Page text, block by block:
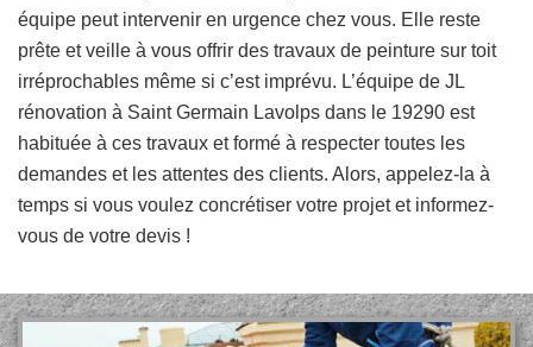
équipe peut intervenir en urgence chez vous. Elle reste
prête et veille à vous offrir des travaux de peinture sur toit
irréprochables même si c’est imprévu. L’équipe de JL
rénovation à Saint Germain Lavolps dans le 19290 est
habituée à ces travaux et formé à respecter toutes les
demandes et les attentes des clients. Alors, appelez-la à
temps si vous voulez concrétiser votre projet et informez-
vous de votre devis !